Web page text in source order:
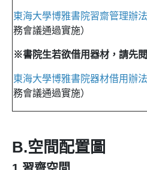
東海大學博雅書院習齋管理辦法
務會議通過實施）
※書院生若欲借用器材，請先
東海大學博雅書院器材借用辦法
務會議通過實施）
B.空間配置圖